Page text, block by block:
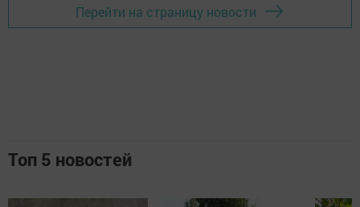
Перейти на страницу новости
Топ 5 новостей